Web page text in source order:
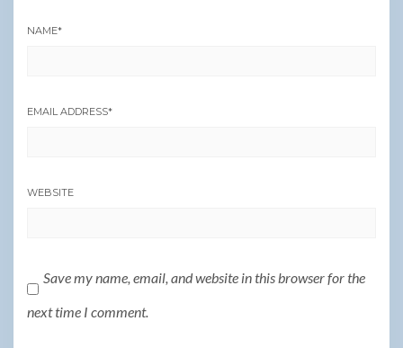
NAME*
EMAIL ADDRESS*
WEBSITE
Save my name, email, and website in this browser for the
next time I comment.